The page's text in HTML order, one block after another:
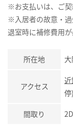
※お支払いは、ご契
※入居者の故意・過
退室時に補修費用が
所在地
アクセス
間取り